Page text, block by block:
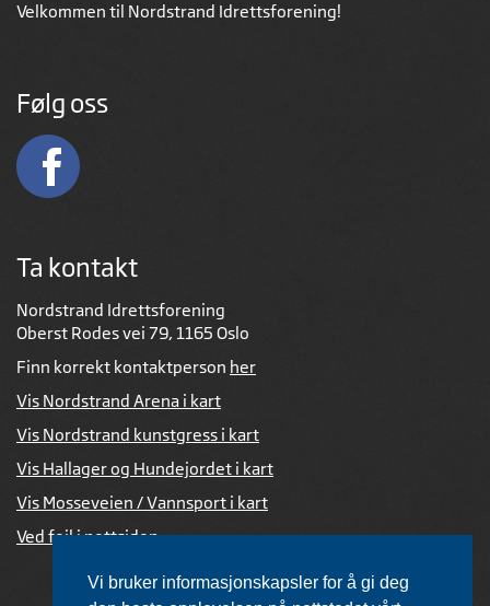
Vi bruker informasjonskapsler for å gi deg
Velkommen til Nordstrand Idrettsforening!
Følg oss
Ta kontakt
Nordstrand Idrettsforening
Oberst Rodes vei 79, 1165 Oslo
Finn korrekt kontaktperson her
Vis Nordstrand Arena i kart
Vis Nordstrand kunstgress i kart
Vis Hallager og Hundejordet i kart
Vis Mosseveien / Vannsport i kart
Ved feil i nettsiden